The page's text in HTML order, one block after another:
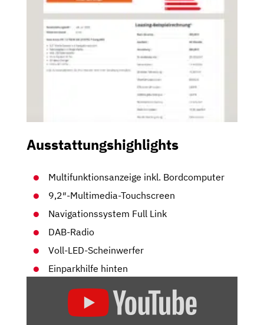
Ausstattungshighlights
Multifunktionsanzeige inkl. Bordcomputer
9,2″-Multimedia-Touchscreen
Navigationssystem Full Link
DAB-Radio
Voll-LED-Scheinwerfer
Einparkhilfe hinten